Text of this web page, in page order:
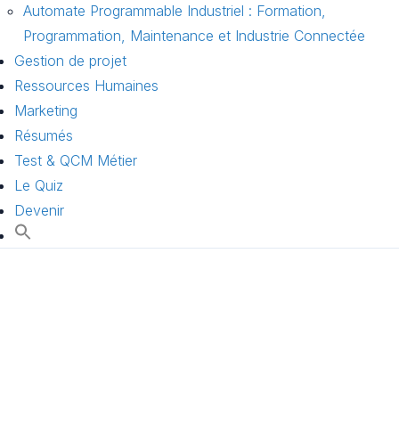
Automate Programmable Industriel : Formation,
Programmation, Maintenance et Industrie Connectée
Gestion de projet
Ressources Humaines
Marketing
Résumés
Test & QCM Métier
Le Quiz
Devenir